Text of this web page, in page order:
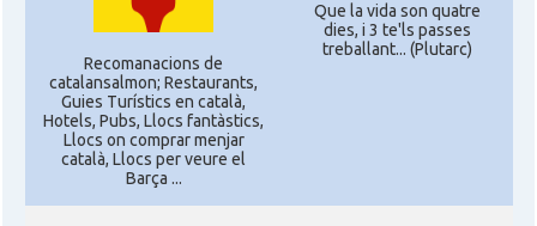
Recomanacions de
catalansalmon; Restaurants,
Guies Turístics en català,
Hotels, Pubs, Llocs fantàstics,
Llocs on comprar menjar
català, Llocs per veure el
Barça ...
Que la vida son quatre
dies, i 3 te'ls passes
treballant... (Plutarc)